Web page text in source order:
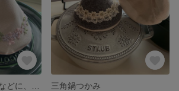
三角鍋つかみ